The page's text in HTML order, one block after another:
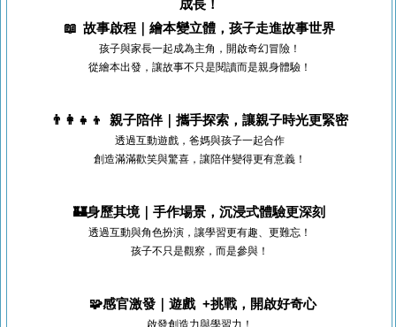
成長！
📖 故事啟程｜繪本變立體，孩子走進故事世界
孩子與家長一起成為主角，開啟奇幻冒險！
從繪本出發，讓故事不只是閱讀而是親身體驗！
👨‍👩‍👧‍👦 親子陪伴｜攜手探索，讓親子時光更緊密
透過互動遊戲，爸媽與孩子一起合作
創造滿滿歡笑與驚喜，讓陪伴變得更有意義！
🏰身歷其境｜手作場景，沉浸式體驗更深刻
透過互動與角色扮演，讓學習更有趣、更難忘！
孩子不只是觀察，而是參與！
🧩感官激發｜遊戲 +挑戰，開啟好奇心
啟發創造力與學習力！